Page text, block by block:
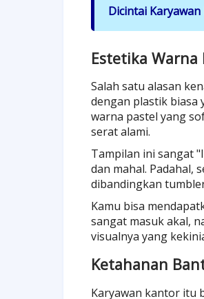
Dicintai
Estetika
Salah satu alasan
dengan plastik biasa
warna pastel yang
serat alami.
Tampilan ini sangat
dan mahal. Padahal,
dibandingkan
Kamu bisa
sangat masuk akal,
visualnya yang
Ketahanan
Karyawan kantor itu